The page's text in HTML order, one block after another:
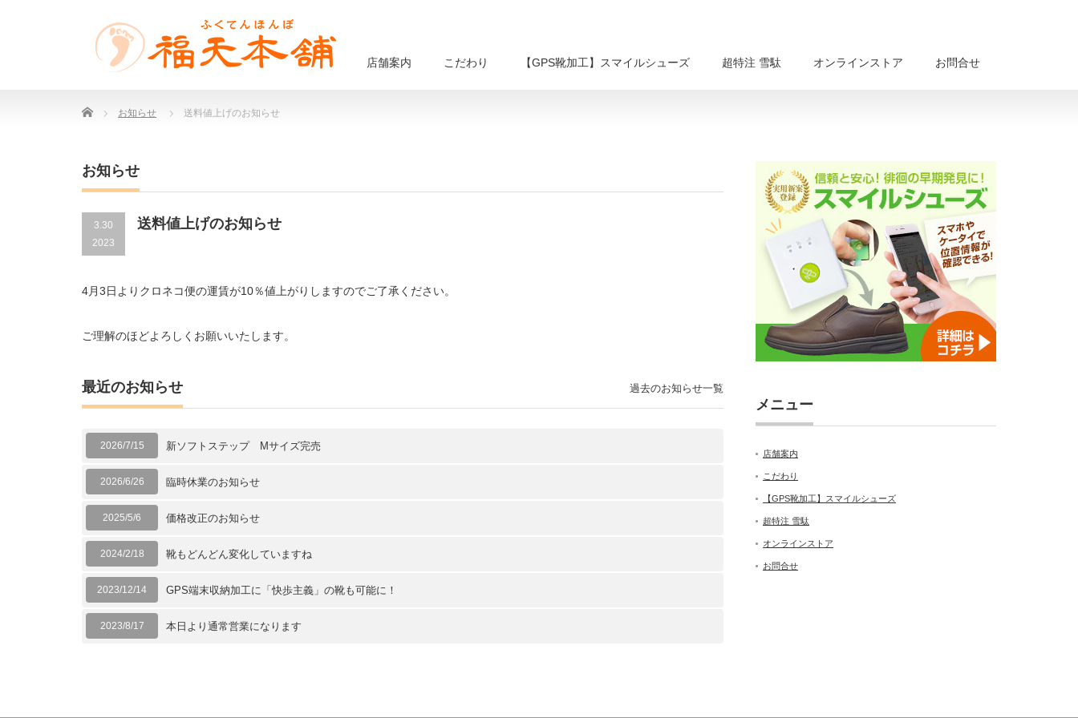
店舗案内 こだわり 【GPS靴加工】スマイルシューズ 超特注 雪駄 オンラインストア お問合せ
Home お知らせ 送料値上げのお知らせ
お知らせ
3.30
2023
送料値上げのお知らせ
4月3日よりクロネコ便の運賃が10％値上がりしますのでご了承ください。
ご理解のほどよろしくお願いいたします。
最近のお知らせ
2026/7/15 新ソフトステップ Mサイズ完売
2026/6/26 臨時休業のお知らせ
2025/5/6 価格改正のお知らせ
2024/2/18 靴もどんどん変化していますね
2023/12/14 GPS端末収納加工に「快歩主義」の靴も可能に！
2023/8/17 本日より通常営業になります
過去のお知らせ一覧
メニュー
店舗案内
こだわり
【GPS靴加工】スマイルシューズ
超特注 雪駄
オンラインストア
お問合せ